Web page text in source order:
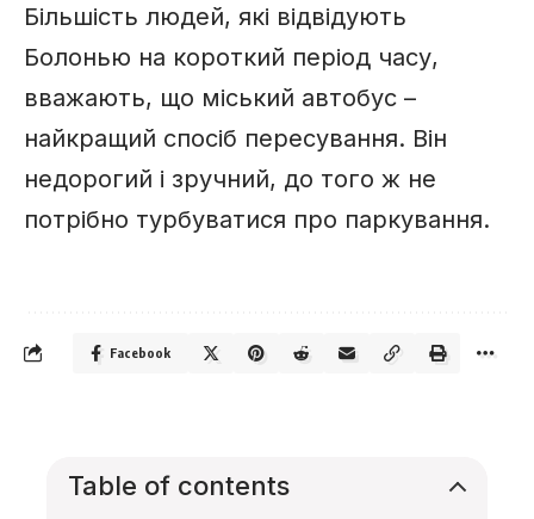
Більшість людей, які відвідують
Болонью на короткий період часу,
вважають, що міський автобус –
найкращий спосіб пересування. Він
недорогий і зручний, до того ж не
потрібно турбуватися про паркування.
Facebook
Table of contents